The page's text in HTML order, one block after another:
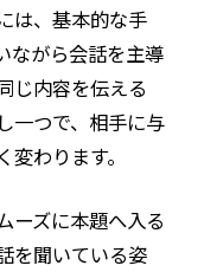
は、基本的な手
ながら会話を主導
じ内容を伝える
一つで、相手に与
わります。
ーズに本題へ入る
を聞いている姿